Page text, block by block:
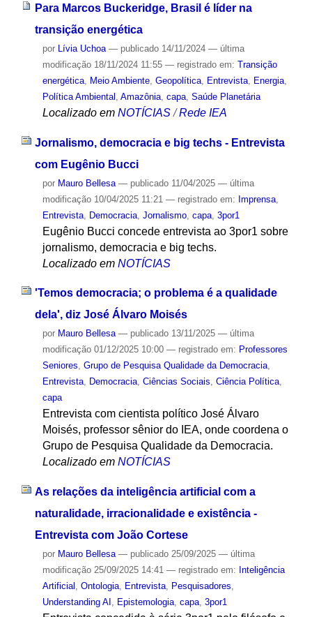
Para Marcos Buckeridge, Brasil é líder na
transição energética
por Lívia Uchoa — publicado14/11/2024 — última
modificação18/11/2024 11:55 — registrado em: Transição
energética, Meio Ambiente, Geopolítica, Entrevista, Energia,
Política Ambiental , Amazônia, capa, Saúde Planetária
Localizado em NOTÍCIAS /Rede IEA
Jornalismo, democracia e big techs - Entrevista
com Eugênio Bucci
por Mauro Bellesa — publicado11/04/2025 — última
modificação10/04/2025 11:21 — registrado em: Imprensa,
Entrevista, Democracia, Jornalismo, capa, 3por1
Eugênio Bucci concede entrevista ao 3por1 sobre
jornalismo, democracia e big techs.
Localizado em NOTÍCIAS
'Temos democracia; o problema é a qualidade
dela', diz José Álvaro Moisés
por Mauro Bellesa — publicado13/11/2025 — última
modificação01/12/2025 10:00 — registrado em: Professores
Seniores, Grupo de Pesquisa Qualidade da Democracia,
Entrevista, Democracia, Ciências Sociais, Ciência Política,
capa
Entrevista com cientista político José Álvaro
Moisés, professor sênior do IEA, onde coordena o
Grupo de Pesquisa Qualidade da Democracia.
Localizado em NOTÍCIAS
As relações da inteligência artificial com a
naturalidade, irracionalidade e existência -
Entrevista com João Cortese
por Mauro Bellesa — publicado25/09/2025 — última
modificação25/09/2025 14:41 — registrado em: Inteligência
Artificial , Ontologia, Entrevista, Pesquisadores,
Understanding AI , Epistemologia, capa, 3por1